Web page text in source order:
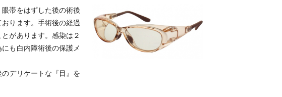
帯をはずした後の術後
ります。手術後の経過
があります。感染は２
も白内障術後の保護メ
デリケートな『目』を